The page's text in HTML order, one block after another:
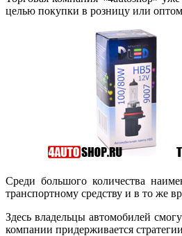
целью покупки в розницу или
Среди большого количества
транспортному средству и в то же
Здесь владельцы автомобилей
компании придерживается